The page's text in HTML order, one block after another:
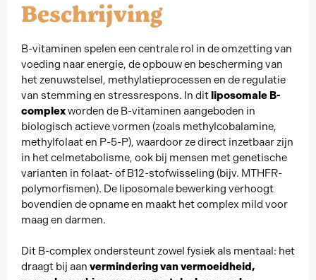
Beschrijving
B-vitaminen spelen een centrale rol in de omzetting van
voeding naar energie, de opbouw en bescherming van
het zenuwstelsel, methylatieprocessen en de regulatie
van stemming en stressrespons. In ditliposomale B-
complexworden de B-vitaminen aangeboden in
biologisch actieve vormen (zoals methylcobalamine,
methylfolaat en P-5-P), waardoor ze direct inzetbaar zijn
in het celmetabolisme, ook bij mensen met genetische
varianten in folaat- of B12-stofwisseling (bijv. MTHFR-
polymorfismen). De liposomale bewerking verhoogt
bovendien de opname en maakt het complex mild voor
maag en darmen.
Dit B-complex ondersteunt zowel fysiek als mentaal: het
draagt bij aan vermindering van vermoeidheid,